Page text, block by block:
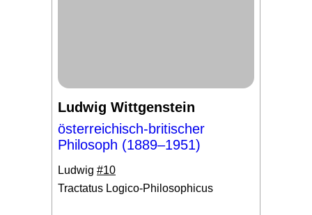
Ludwig Wittgenstein
österreichisch-britischer
Philosoph (1889–1951)
Ludwig #10
Tractatus Logico-Philosophicus